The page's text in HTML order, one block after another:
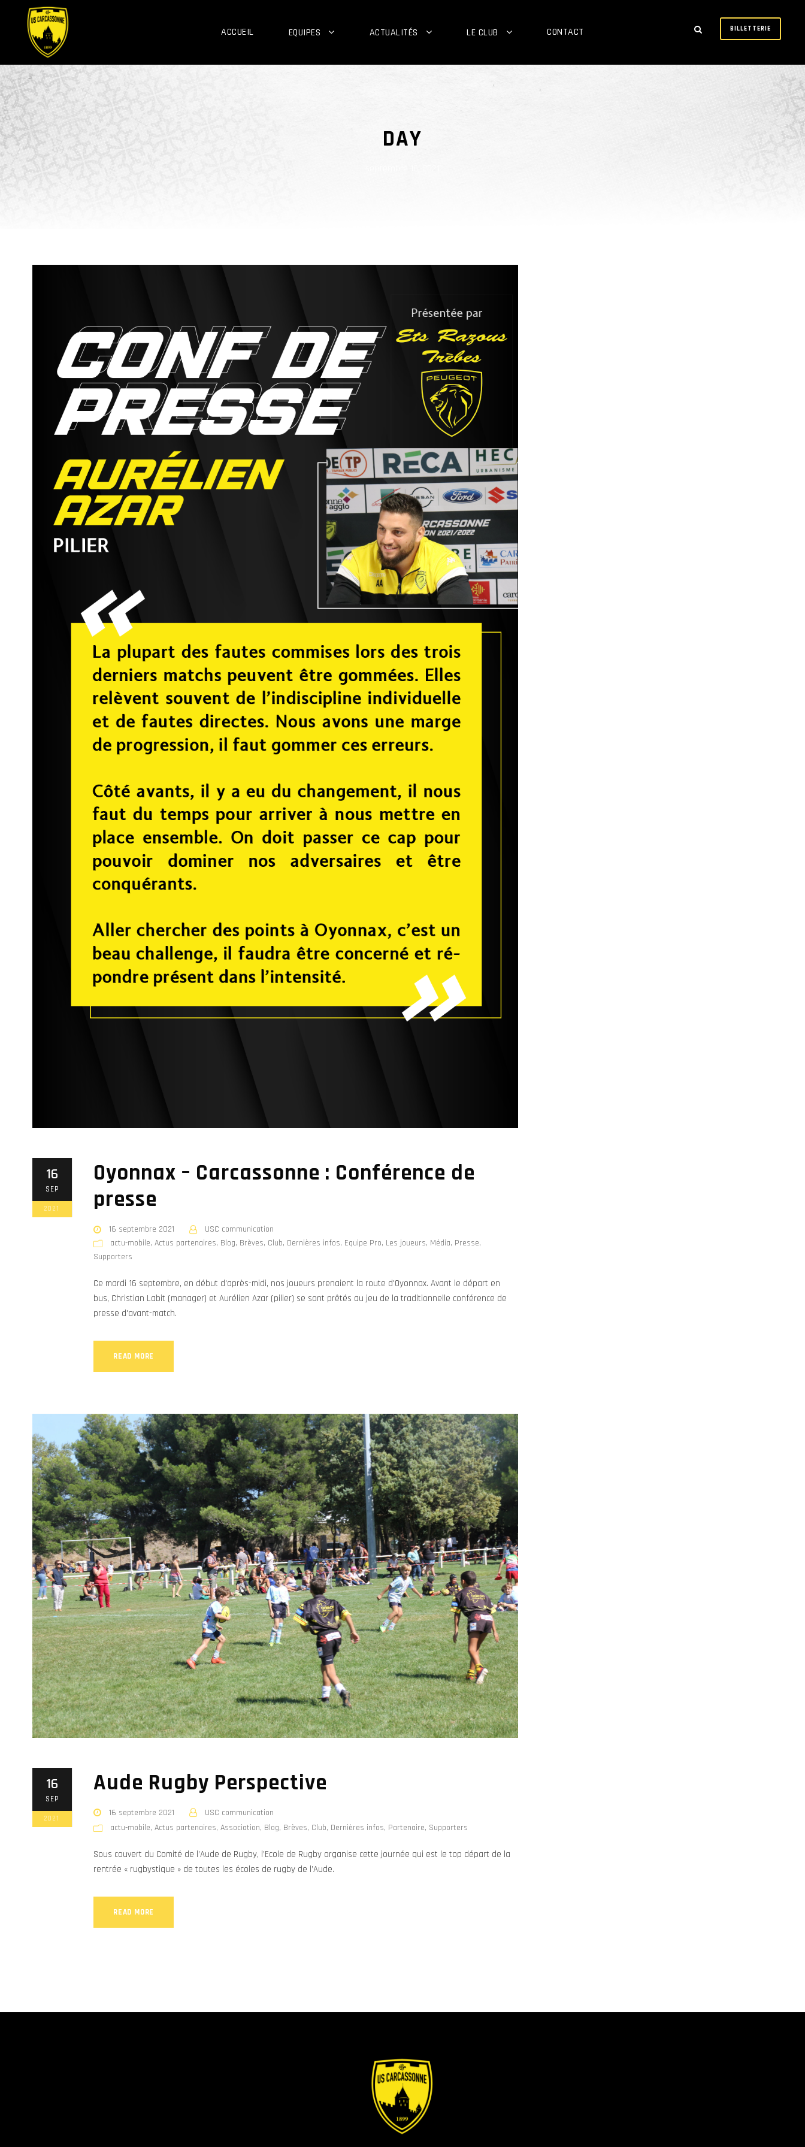
ACCUEIL EQUIPES ACTUALITÉS LE CLUB CONTACT BILLETTERIE
DAY
16
SEP
2021
Oyonnax – Carcassonne : Conférence de
presse
16 septembre 2021
USC communication
actu-mobile, Actus partenaires, Blog, Brèves, Club, Dernières infos, Equipe Pro, Les joueurs, Média, Presse,
Supporters
Ce mardi 16 septembre, en début d'après-midi, nos joueurs prenaient la route d'Oyonnax. Avant le départ en
bus, Christian Labit (manager) et Aurélien Azar (pilier) se sont prêtés au jeu de la traditionnelle conférence de
presse d'avant-match.
READ MORE
16
SEP
2021
Aude Rugby Perspective
16 septembre 2021
USC communication
actu-mobile, Actus partenaires, Association, Blog, Brèves, Club, Dernières infos, Partenaire, Supporters
Sous couvert du Comité de l’Aude de Rugby, l’Ecole de Rugby organise cette journée qui est le top départ de la
rentrée « rugbystique » de toutes les écoles de rugby de l’Aude.
READ MORE